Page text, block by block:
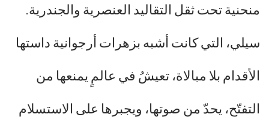
منحنية تحت ثقل التقاليد العنصرية والجندرية.
سيلي، التي كانت أشبه بزهرات أرجوانية داستها
الأقدام بلا مبالاة، تعيشُ في عالمٍ يمنعها من
التفتّح، يحدّ من صوتها، ويجبرها على الاستسلام